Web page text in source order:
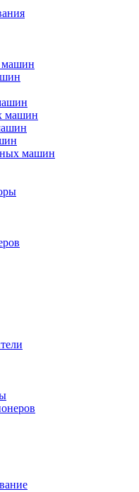
машин
машин
машин